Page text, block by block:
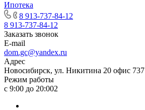
Ипотека
8 913-737-84-12
8 913-737-84-12
Заказать звонок
E-mail
dom.gc@yandex.ru
Адрес
Новосибирск, ул. Никитина 20 офис 737
Режим работы
с 9:00 до 20:002